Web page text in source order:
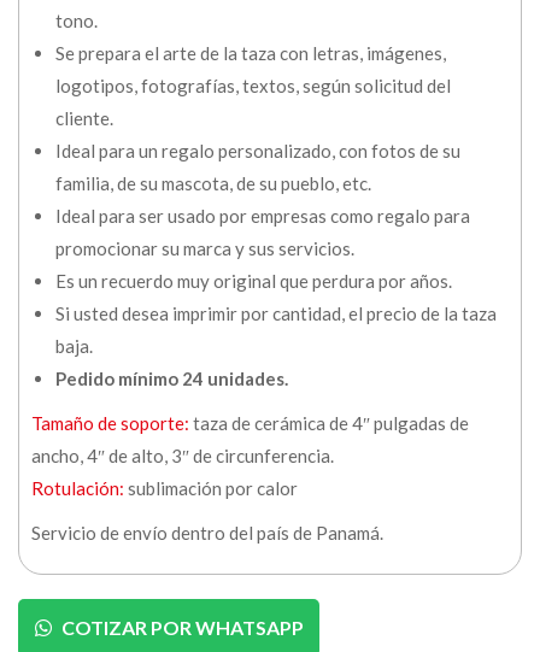
tono.
Se prepara el arte de la taza con letras, imágenes,
logotipos, fotografías, textos, según solicitud del
cliente.
Ideal para un regalo personalizado, con fotos de su
familia, de su mascota, de su pueblo, etc.
Ideal para ser usado por empresas como regalo para
promocionar su marca y sus servicios.
Es un recuerdo muy original que perdura por años.
Si usted desea imprimir por cantidad, el precio de la taza
baja.
Pedido mínimo 24 unidades.
Tamaño de soporte: taza de cerámica de 4″ pulgadas de
ancho, 4″ de alto, 3″ de circunferencia.
Rotulación: sublimación por calor
Servicio de envío dentro del país de Panamá.
COTIZAR POR WHATSAPP